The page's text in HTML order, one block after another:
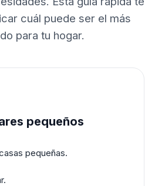
cuál puede ser el más
para tu hogar.
pequeños
pequeñas.